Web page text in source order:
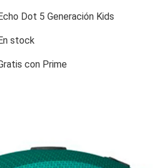
Dot 5 Generación Kids
stock
con Prime